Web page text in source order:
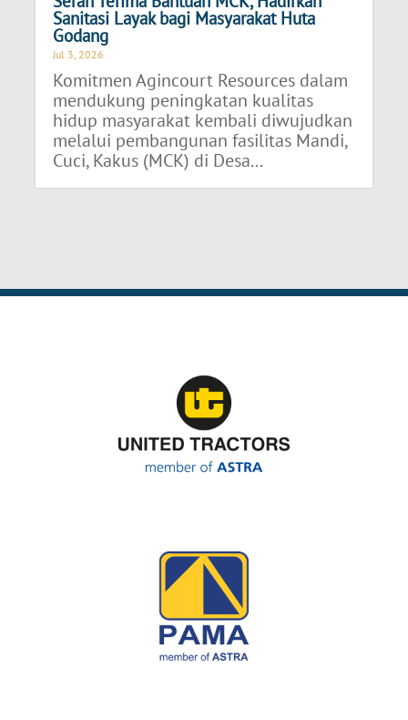
Sanitasi Layak bagi Masyarakat Huta
Godang
Jul 3, 2026
Komitmen Agincourt Resources dalam
mendukung peningkatan kualitas
hidup masyarakat kembali diwujudkan
melalui pembangunan fasilitas Mandi,
Cuci, Kakus (MCK) di Desa...